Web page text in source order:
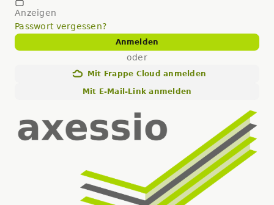
Anzeigen
Passwort vergessen?
Anmelden
oder
Mit Frappe Cloud anmelden
Mit E-Mail-Link anmelden